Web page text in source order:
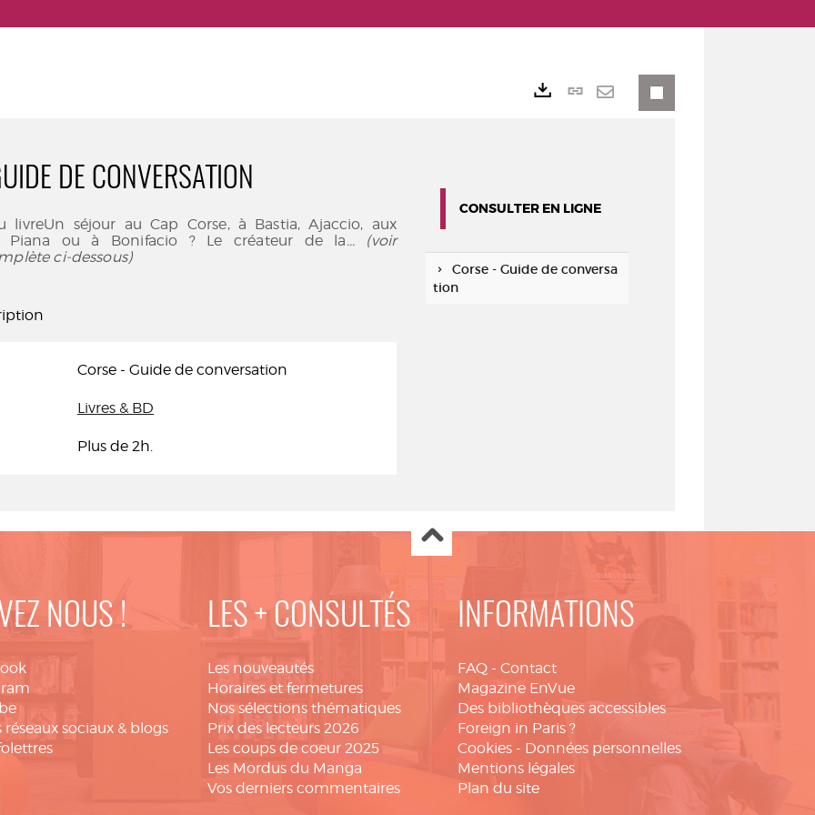
DE CONVERSATION
livreUn séjour au Cap Corse, à Bastia, Ajaccio, aux
Piana ou à Bonifacio ? Le créateur de la... (voir
ci-dessous)
Corse - Guide de conversation
Livres & BD
Plus de 2h.
Lien
CONSULTER EN LIGNE
Corse - Guide de conversa
tion
NOUS !
réseaux sociaux & blogs
LES + CONSULTÉS
Les nouveautés
Horaires et fermetures
Nos sélections thématiques
Prix des lecteurs 2026
Les coups de coeur 2025
Les Mordus du Manga
Vos derniers commentaires
INFORMATIONS
FAQ - Contact
Magazine EnVue
Des bibliothèques accessibles
Foreign in Paris ?
Cookies - Données personnelles
Mentions légales
Plan du site